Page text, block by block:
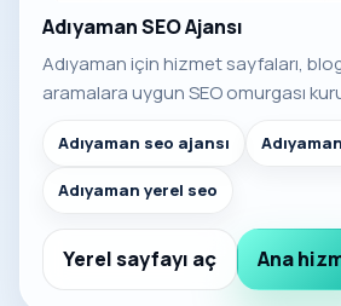
Adıyaman SEO Ajansı
Adıyaman için hizmet sayfaları,
aramalara uygun SEO omurgası
Adıyaman seo ajansı
Adıyaman yerel seo
Yerel sayfayı aç Ana